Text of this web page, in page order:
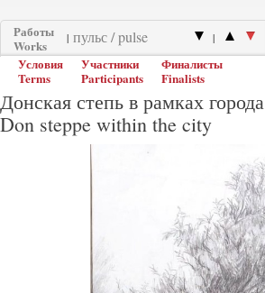
Работы
Works
| |
Условия
Terms
Участники
Participants
Финалисты
Finalists
Донская степь в рамках города
Don steppe within the city